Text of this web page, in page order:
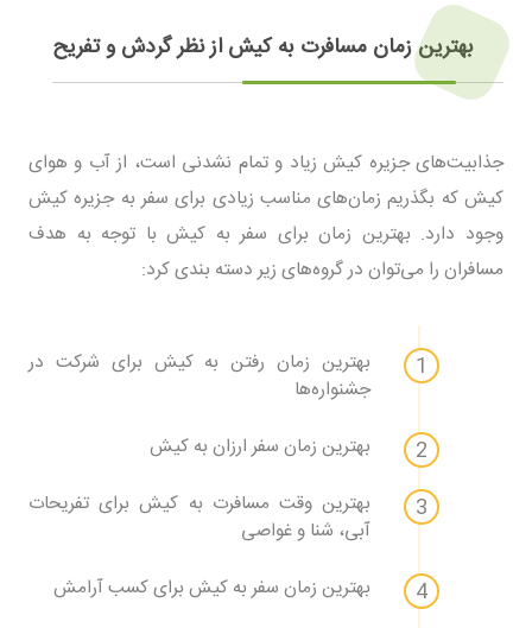
بهترین زمان مسافرت به کیش از نظر گردش و تفریح
جذابیت‌های جزیره کیش زیاد و تمام نشدنی است، از آب و هوای
کیش که بگذریم زمان‌های مناسب زیادی برای سفر به جزیره کیش
وجود دارد. بهترین زمان برای سفر به کیش با توجه به هدف
مسافران را می‌توان در گروه‌های زیر دسته بندی کرد:
بهترین زمان رفتن به کیش برای شرکت در
جشنواره‌ها
بهترین زمان سفر ارزان به کیش
بهترین وقت مسافرت به کیش برای تفریحات
آبی، شنا و غواصی
بهترین زمان سفر به کیش برای کسب آرامش